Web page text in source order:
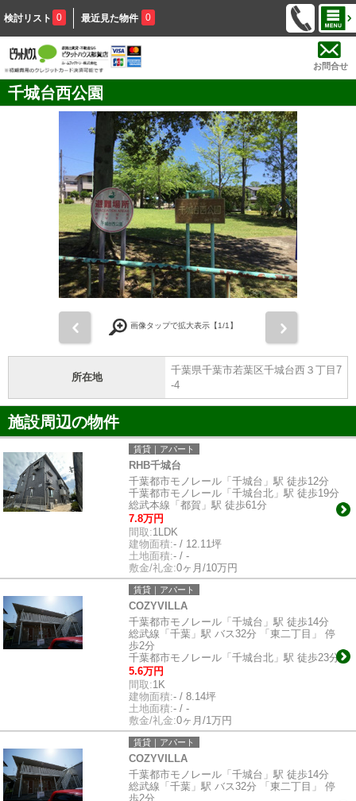
検討リスト 0 最近見た物件 0
お問合せ
千城台西公園
画像タップで拡大表示【1/1】
所在地
千葉県千葉市若葉区千城台西３丁目7
-4
施設周辺の物件
賃貸｜アパート
RHB千城台
千葉都市モノレール「千城台」駅 徒歩12分
千葉都市モノレール「千城台北」駅 徒歩19分
総武本線「都賀」駅 徒歩61分
7.8万円
間取:1LDK
建物面積:- / 12.11坪
土地面積:- / -
敷金/礼金:0ヶ月/10万円
賃貸｜アパート
COZYVILLA
千葉都市モノレール「千城台」駅 徒歩14分
総武線「千葉」駅 バス32分 「東二丁目」 停
歩2分
千葉都市モノレール「千城台北」駅 徒歩23分
5.6万円
間取:1K
建物面積:- / 8.14坪
土地面積:- / -
敷金/礼金:0ヶ月/1万円
賃貸｜アパート
COZYVILLA
千葉都市モノレール「千城台」駅 徒歩14分
総武線「千葉」駅 バス32分 「東二丁目」 停
歩2分